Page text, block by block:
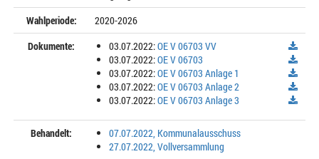
Wahlperiode:
2020-2026
Dokumente:
03.07.2022:OE V 06703 VV
03.07.2022:OE V 06703
03.07.2022:OE V 06703 Anlage 1
03.07.2022:OE V 06703 Anlage 2
03.07.2022:OE V 06703 Anlage 3
Behandelt:
07.07.2022, Kommunalausschuss
27.07.2022, Vollversammlung